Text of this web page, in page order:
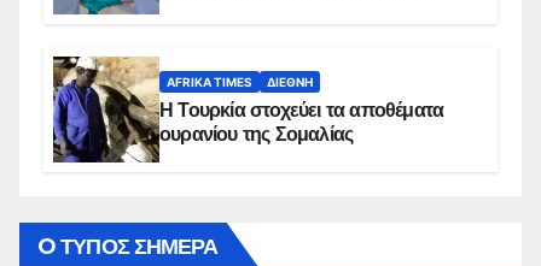
AFRIKA TIMES ΔΙΕΘΝΉ
Η Τουρκία στοχεύει τα αποθέματα
ουρανίου της Σομαλίας
O ΤΥΠΟΣ ΣΗΜΕΡΑ